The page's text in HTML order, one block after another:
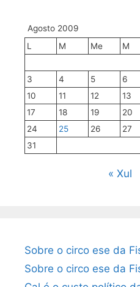
Agosto 2009
L
M Me M
3
4 5 6
10
11 12 13
17
18 19 20
24
25 26 27
31
« Xul
Sobre o circo ese da
Sobre o circo ese da